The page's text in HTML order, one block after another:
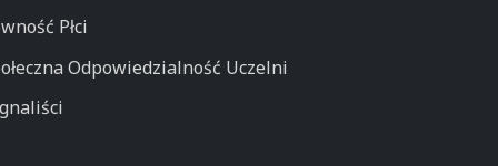
Płci
Odpowiedzialność Uczelni